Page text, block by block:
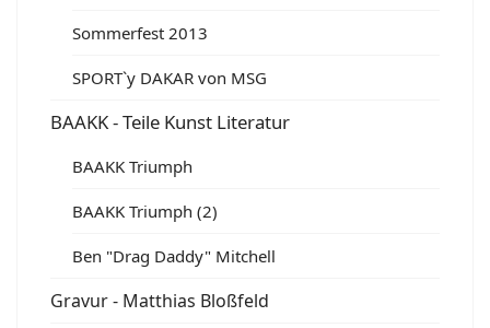
Sommerfest 2013
SPORT`y DAKAR von MSG
BAAKK - Teile Kunst Literatur
BAAKK Triumph
BAAKK Triumph (2)
Ben "Drag Daddy" Mitchell
Gravur - Matthias Bloßfeld